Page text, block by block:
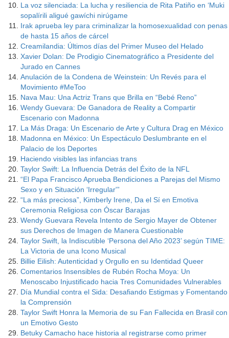
La voz silenciada: La lucha y resiliencia de Rita Patiño en ‘Muki
sopalírili aligué gawíchi nirúgame
Irak aprueba ley para criminalizar la homosexualidad con penas
de hasta 15 años de cárcel
Creamilandia: Últimos días del Primer Museo del Helado
Xavier Dolan: De Prodigio Cinematográfico a Presidente del
Jurado en Cannes
Anulación de la Condena de Weinstein: Un Revés para el
Movimiento #MeToo
Nava Mau: Una Actriz Trans que Brilla en “Bebé Reno”
Wendy Guevara: De Ganadora de Reality a Compartir
Escenario con Madonna
La Más Draga: Un Escenario de Arte y Cultura Drag en México
Madonna en México: Un Espectáculo Deslumbrante en el
Palacio de los Deportes
Haciendo visibles las infancias trans
Taylor Swift: La Influencia Detrás del Éxito de la NFL
“El Papa Francisco Aprueba Bendiciones a Parejas del Mismo
Sexo y en Situación ‘Irregular'”
“La más preciosa”, Kimberly Irene, Da el Sí en Emotiva
Ceremonia Religiosa con Óscar Barajas
Wendy Guevara Revela Intento de Sergio Mayer de Obtener
sus Derechos de Imagen de Manera Cuestionable
Taylor Swift, la Indiscutible ‘Persona del Año 2023’ según TIME:
La Victoria de una Icono Musical
Billie Eilish: Autenticidad y Orgullo en su Identidad Queer
Comentarios Insensibles de Rubén Rocha Moya: Un
Menoscabo Injustificado hacia Tres Comunidades Vulnerables
Día Mundial contra el Sida: Desafiando Estigmas y Fomentando
la Comprensión
Taylor Swift Honra la Memoria de su Fan Fallecida en Brasil con
un Emotivo Gesto
Betuky Camacho hace historia al registrarse como primer